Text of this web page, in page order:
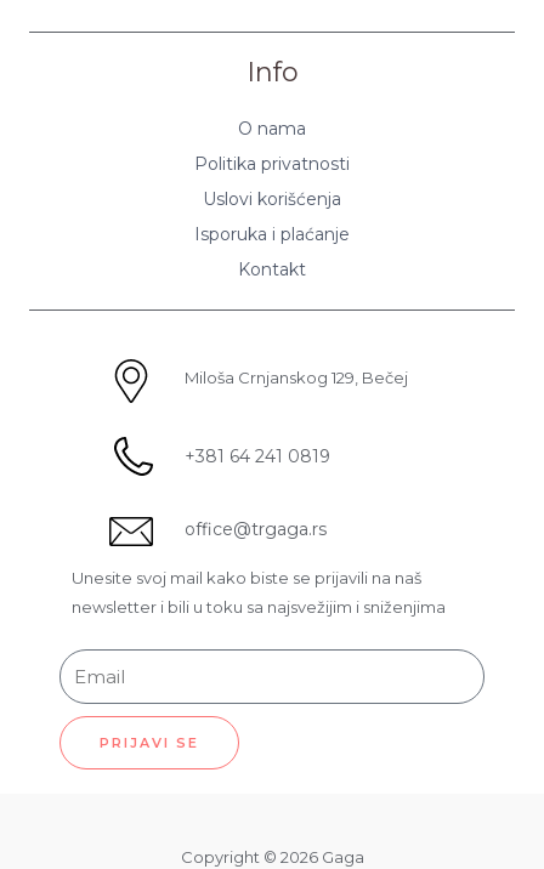
Info
O nama
Politika privatnosti
Uslovi korišćenja
Isporuka i plaćanje
Kontakt
Miloša Crnjanskog 129, Bečej
+381 64 241 0819
office@trgaga.rs
Unesite svoj mail kako biste se prijavili na naš
newsletter i bili u toku sa najsvežijim i sniženjima
PRIJAVI SE
Copyright © 2026 Gaga